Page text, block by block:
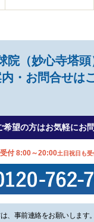
院（妙心寺塔頭
・お問合せは
希望の方はお気軽にお
受付 8:00～20:00土日祝日も受
、事前連絡をお願いします